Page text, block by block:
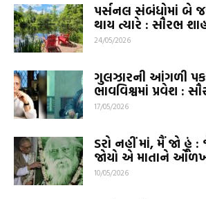
પર્સનલ સંબંધોમાં બે
થાય ત્યારે : સૌરભ
24/05/2026
ગુલઝારની આંગળી
ભાવવિશ્વમાં પ્રવેશ :
17/05/2026
ડરો નહીં માં, મૈં જો હૂં
જોયો એ માતાને
10/05/2026